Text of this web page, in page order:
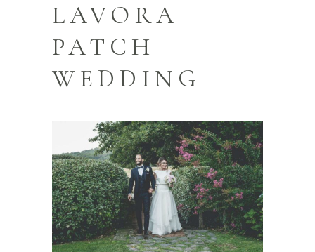
LAVORA
PATCH
WEDDING